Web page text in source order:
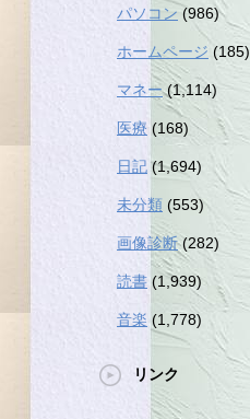
パソコン (986)
ホームページ (185)
マネー(1,114)
医療 (168)
日記(1,694)
未分類 (553)
画像診断(282)
読書 (1,939)
音楽 (1,778)
リンク